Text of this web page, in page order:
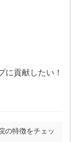
に貢献したい！
の特徴をチェッ